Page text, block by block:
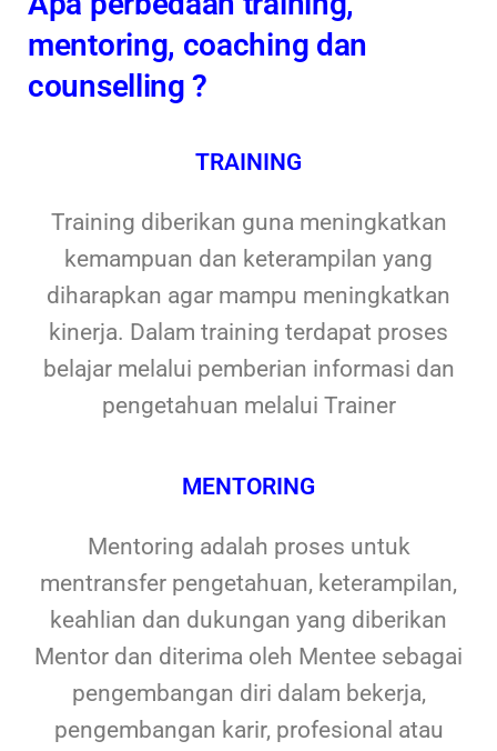
mentoring, coaching dan
counselling ?
TRAINING
Training diberikan guna meningkatkan
kemampuan dan keterampilan yang
diharapkan agar mampu meningkatkan
kinerja. Dalam training terdapat proses
belajar melalui pemberian informasi dan
pengetahuan melalui Trainer
MENTORING
Mentoring adalah proses untuk
mentransfer pengetahuan, keterampilan,
keahlian dan dukungan yang diberikan
Mentor dan diterima oleh Mentee sebagai
pengembangan diri dalam bekerja,
pengembangan karir, profesional atau